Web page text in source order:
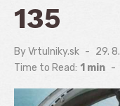
135
ByVrtulniky.sk
on
29.
Time to Read: 1 min -